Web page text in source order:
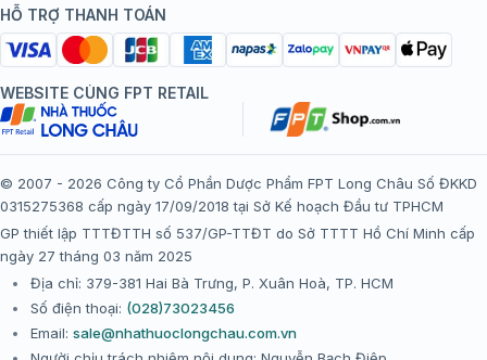
Chính sách bảo mật dữ liệu cá nhân
Chính sách thanh toán
Chính sách đổi trả gói, mũi tiêm tại trung tâm tiêm chủng
FPT Long Châu
Thể lệ chương trình “Tích điểm nhận đặc quyền”
Hệ thống trung tâm tiêm chủng
Tiêm chủng đi nước ngoài
HỖ TRỢ THANH TOÁN
WEBSITE CÙNG FPT RETAIL
© 2007 - 2026 Công ty Cổ Phần Dược Phẩm FPT Long Châu Số ĐKKD
0315275368 cấp ngày 17/09/2018 tại Sở Kế hoạch Đầu tư TPHCM
GP thiết lập TTTĐTTH số 537/GP-TTĐT do Sở TTTT Hồ Chí Minh cấp
ngày 27 tháng 03 năm 2025
Địa chỉ: 379-381 Hai Bà Trưng, P. Xuân Hoà, TP. HCM
Số điện thoại: (028)73023456
Email: sale@nhathuoclongchau.com.vn